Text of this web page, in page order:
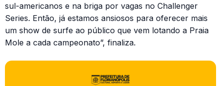
sul-americanos e na briga por vagas no Challenger
Series. Então, já estamos ansiosos para oferecer mais
um show de surfe ao público que vem lotando a Praia
Mole a cada campeonato”, finaliza.